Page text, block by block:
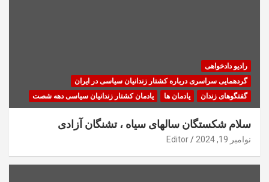
رادیو دادخواهی
گردهمایی سراسری درباره کشتار زندانیان سیاسی در ایران
گفتگوهای زندان
یادمان ها یادمان کشتار زندانیان سیاسی دهه شصت
سلام شکستگان سالهای سیاه ، تشنگان آزادی
نوامبر 19, 2024 Editor